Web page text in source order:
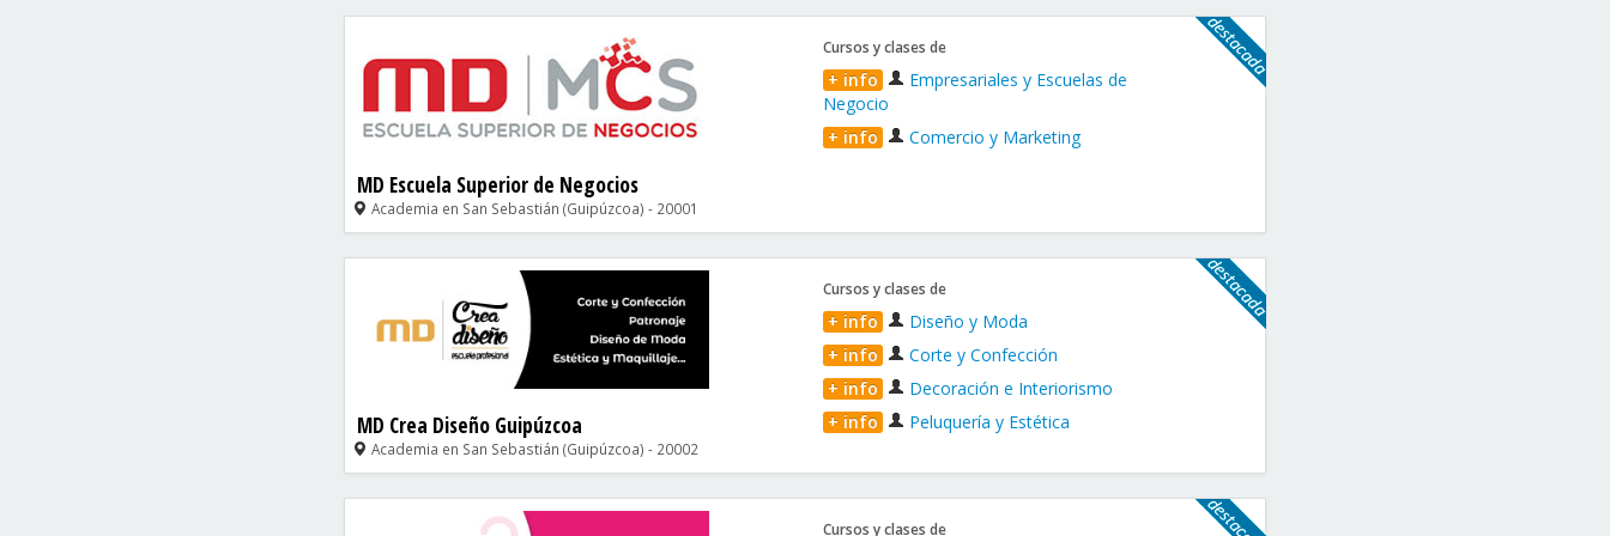
MD Escuela Superior de Negocios
Academia en San Sebastián (Guipúzcoa) - 20001
Cursos y clases de
+ info
Empresariales y Escuelas de
Negocio
+ info
Comercio y Marketing
MD Crea Diseño Guipúzcoa
Academia en San Sebastián (Guipúzcoa) - 20002
Cursos y clases de
+ info
Diseño y Moda
+ info
Corte y Confección
+ info
Decoración e Interiorismo
+ info
Peluquería y Estética
Cursos y clases de